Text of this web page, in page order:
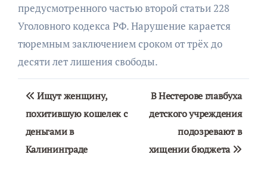
предусмотренного частью второй статьи 228
Уголовного кодекса РФ. Нарушение карается
тюремным заключением сроком от трёх до
десяти лет лишения свободы.
Навигация
по
записям
Ищут женщину,
похитившую кошелек с
деньгами в
Калининграде
В Нестерове главбуха
детского учреждения
подозревают в
хищении бюджета